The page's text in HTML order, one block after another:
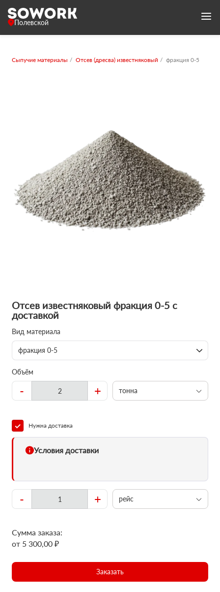
Полевской
Сыпучие материалы Отсев (дресва) известняковый фракция 0-5
Отсев известняковый фракция 0-5 с
доставкой
Вид материала
фракция 0-5
Объём
- + тонна
Нужна доставка
Условия доставки
- + рейс
Сумма заказа:
от 5 300,00 ₽
Заказать